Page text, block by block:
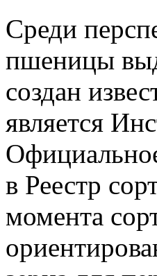
Среди
пшеницы
создан
является
в Реестр
момента